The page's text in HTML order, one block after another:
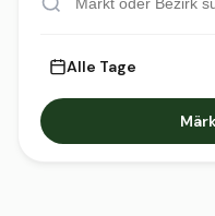
Alle Tage